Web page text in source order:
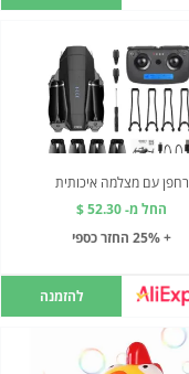
רחפן עם מצלמה איכותית
החל מ- 52.30 $
+ 25% החזר כספי
להזמנה